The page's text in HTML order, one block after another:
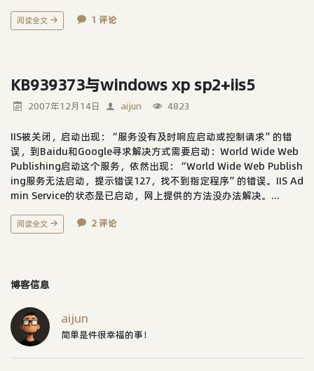
阅读全文 1 评论
KB939373与windows xp sp2+iis5
2007年12月14日 aijun 4823
IIS被关闭，启动出现：“服务没有及时响应启动或控制请求”的错
误，到Baidu和Google寻求解决方式需要启动：World Wide Web
Publishing启动这个服务，依然出现：“World Wide Web Publish
ing服务无法启动，提示错误127，找不到指定程序”的错误。IIS Ad
min Service的状态是已启动，网上提供的方法没办法解决。...
阅读全文 2 评论
博客信息
aijun
简单是件很幸福的事！